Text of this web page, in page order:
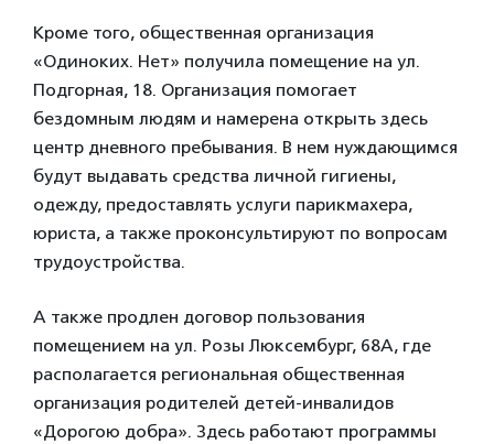
Кроме того, общественная организация
«Одиноких. Нет» получила помещение на ул.
Подгорная, 18. Организация помогает
бездомным людям и намерена открыть здесь
центр дневного пребывания. В нем нуждающимся
будут выдавать средства личной гигиены,
одежду, предоставлять услуги парикмахера,
юриста, а также проконсультируют по вопросам
трудоустройства.
А также продлен договор пользования
помещением на ул. Розы Люксембург, 68А, где
располагается региональная общественная
организация родителей детей-инвалидов
«Дорогою добра». Здесь работают программы